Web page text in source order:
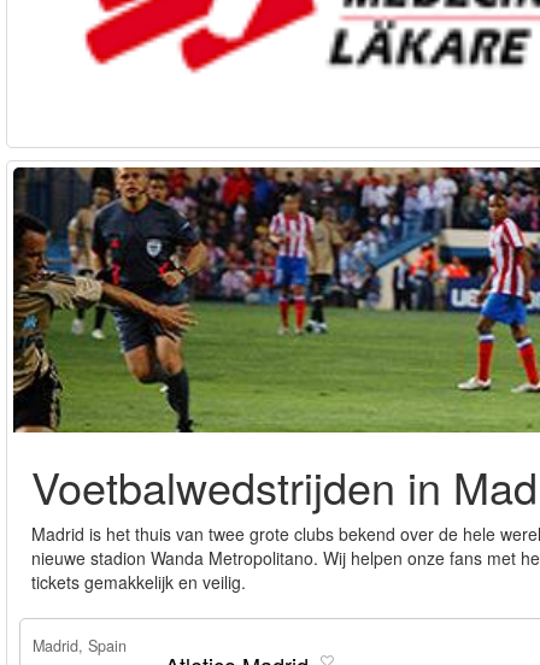
Voetbalwedstrijden in
Madrid is het thuis van twee grote clubs bekend over de hele
nieuwe stadion Wanda Metropolitano. Wij helpen onze fans met
tickets gemakkelijk en veilig.
Madrid, Spain